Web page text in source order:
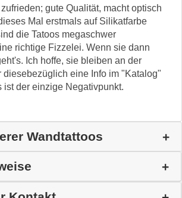
gute Qualität, macht optisch
Mal erstmals auf Silikatfarbe
die Tatoos megaschwer
richtige Fizzelei. Wenn sie dann
Ich hoffe, sie bleiben an der
diesebezüglich eine Info im "Katalog"
ist der einzige Negativpunkt.
Wandtattoos